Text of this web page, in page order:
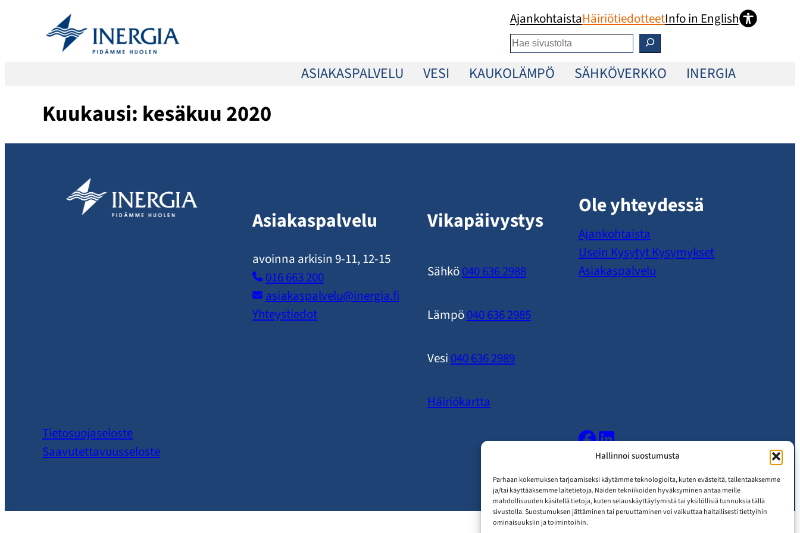
Hallinnoi suostumusta
Parhaan kokemuksen tarjoamiseksi käytämme teknologioita, kuten evästeitä, tallentaaksemme
ja/tai käyttääksemme laitetietoja. Näiden tekniikoiden hyväksyminen antaa meille
mahdollisuuden käsitellä tietoja, kuten selauskäyttäytymistä tai yksilöllisiä tunnuksia tällä
sivustolla. Suostumuksen jättäminen tai peruuttaminen voi vaikuttaa haitallisesti tiettyihin
ominaisuuksiin ja toimintoihin.
sisältöön
AjankohtaistaHäiriötiedotteetInfo in English
Etsi
ASIAKASPALVELU VESI KAUKOLÄMPÖ SÄHKÖVERKKO INERGIA
Kuukausi: kesäkuu 2020
Asiakaspalvelu
avoinna arkisin 9-11, 12-15
016 663 200
asiakaspalvelu​@inergia.fi
Yhteystiedot
Vikapäivystys
Sähkö040 636 2988
Lämpö040 636 2985
Vesi 040 636 2989
Häiriökartta
Ole yhteydessä
Ajankohtaista
Usein Kysytyt Kysymykset
Asiakaspalvelu
Tietosuojaseloste
Saavutettavuusseloste